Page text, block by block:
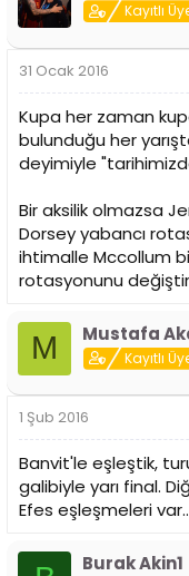
Kayıtlı
31 Ocak 2016
Kupa her zaman
bulunduğu her
deyimiyle
Bir aksilik olmazsa
Dorsey yabancı
ihtimalle Mccollum
rotasyonunu
M Mustafa
Kayıtlı
1 Şub 2016
Banvit'le eşleştik,
galibiyle yarı final.
Efes eşleşmeleri var..
Burak Akin1